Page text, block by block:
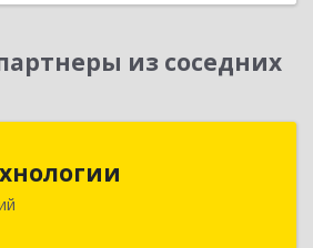
из соседних
обл, Каменск-Шахтинский г,